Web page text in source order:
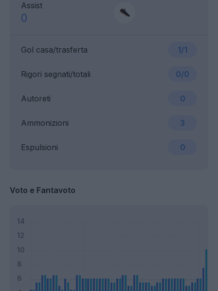
Assist
0
Gol casa/trasferta 1/1
Ammonizioni 3
Rigori segnati/totali 0/0
Espulsioni 0
Autoreti 0
Voto e Fantavoto